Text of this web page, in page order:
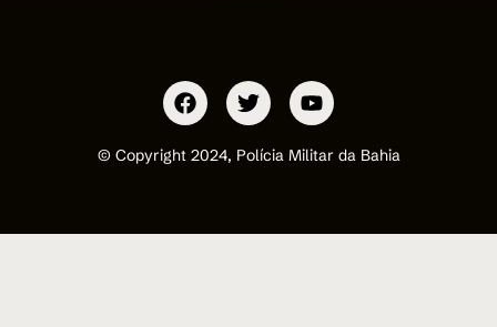
© Copyright 2024, Polícia Militar da Bahia